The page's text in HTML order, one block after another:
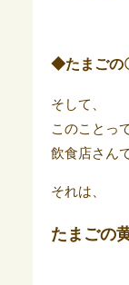
◆たまごの
そして、
このことっ
飲食店さん
それは、
たまごの